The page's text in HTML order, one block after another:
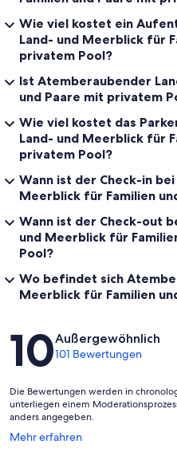
Wie viel kostet ein
Land- und Meerblick für
privatem Pool?
Ist Atemberaubender
und Paare mit privatem
Wie viel kostet das
Land- und Meerblick für
privatem Pool?
Wann ist der Check-in
Meerblick für Familien
Wann ist der Check-out
und Meerblick für
Pool?
Wo befindet sich
Meerblick für Familien
Bewertungen
10Außergewöhnlich
101 Bewertungen
Die Bewertungen werden in
unterliegen einem
anders angegeben.
Mehr erfahren
Wird